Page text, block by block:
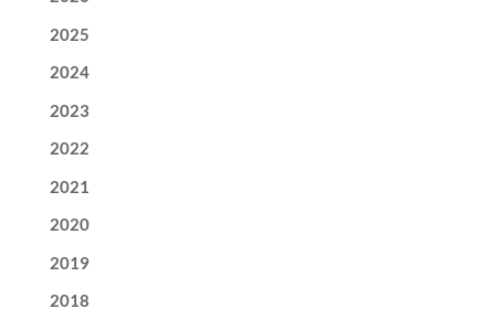
2025
2024
2023
2022
2021
2020
2019
2018